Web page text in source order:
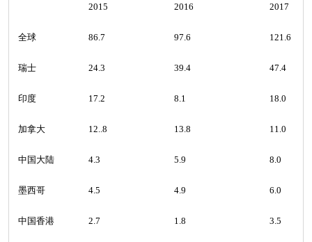
2015 2016 2017
全球 86.7 97.6 121.6
瑞士 24.3 39.4 47.4
印度 17.2 8.1 18.0
加拿大 12..8 13.8 11.0
中国大陆 4.3 5.9 8.0
墨西哥 4.5 4.9 6.0
中国香港 2.7 1.8 3.5